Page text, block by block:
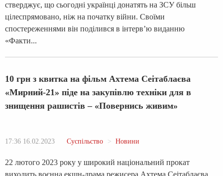
стверджує, що сьогодні українці донатять на ЗСУ більш
цілеспрямовано, ніж на початку війни. Своїми
спостереженнями він поділився в інтерв’ю виданню
«Факти...
10 грн з квитка на фільм Ахтема Сеітаблаєва
«Мирний-21» піде на закупівлю техніки для в
знищення рашистів – «Повернись живим»
17:36 16.02.2023 Суспільство Новини
22 лютого 2023 року у широкий національний прокат
виходить воєнна екшн-драма режисера Ахтема Сеітаблаєва